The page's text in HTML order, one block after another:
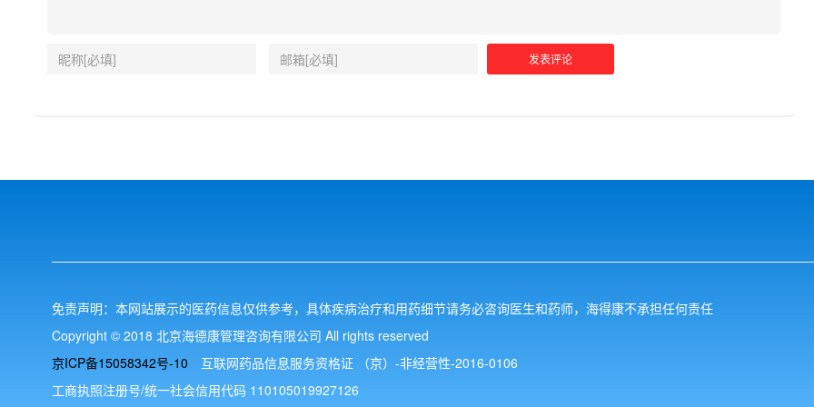
免责声明：本网站展示的医药信息仅供参考，具体疾病治疗和用药细节请务必咨询医生和药师，海得康不承担任何责任
Copyright © 2018 北京海德康管理咨询有限公司 All rights reserved
京ICP备15058342号-10 互联网药品信息服务资格证 （京）-非经营性-2016-0106
工商执照注册号/统一社会信用代码 110105019927126